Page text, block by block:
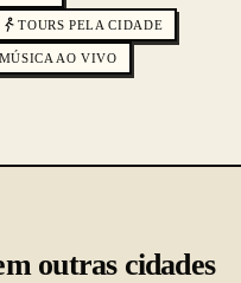
TOURS PELA CIDADE
MÚSICA AO VIVO
outras cidades